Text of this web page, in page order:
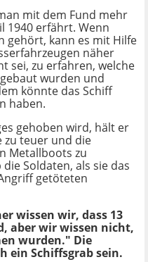
mit dem Fund mehr
1940 erfährt. Wenn
gehört, kann es mit Hilfe
näher
sei, zu erfahren, welche
wurden und
könnte das Schiff
haben.
gehoben wird, hält er
zu teuer und die
Metallboots zu
Soldaten, als sie das
getöteten
wissen wir, dass 13
aber wir wissen nicht,
wurden." Die
ein Schiffsgrab sein.